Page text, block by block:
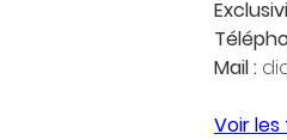
Mail :
Voir